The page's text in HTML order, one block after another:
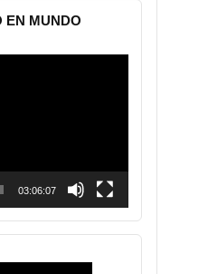
EN MUNDO
03:06:07